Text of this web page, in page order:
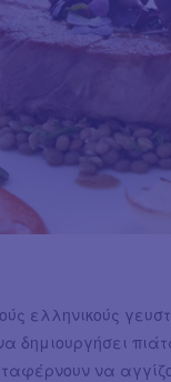
ελληνικούς
δημιουργήσει
να